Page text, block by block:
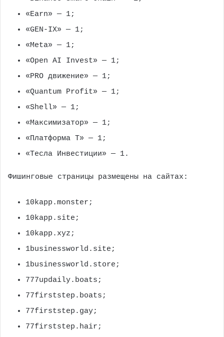
«Earn» — 1;
«GEN-IX» — 1;
«Meta» — 1;
«Open AI Invest» — 1;
«PRO движение» — 1;
«Quantum Profit» — 1;
«Shell» — 1;
«Максимизатор» — 1;
«Платформа Т» — 1;
«Тесла Инвестиции» — 1.
Фишинговые страницы размещены на сайтах:
10kapp.monster;
10kapp.site;
10kapp.xyz;
1businessworld.site;
1businessworld.store;
777updaily.boats;
77firststep.boats;
77firststep.gay;
77firststep.hair;